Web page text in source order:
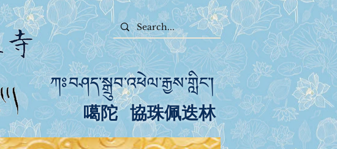
ཀཿབཤད་སྒྲུབ་འཕེལ་རྒྱས་གླིང་།
噶陀 協珠佩迭林